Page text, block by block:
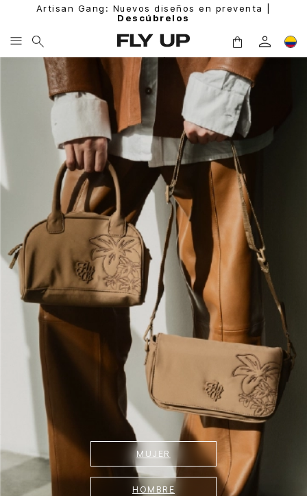
Artisan Gang: Nuevos diseños en preventa |
Descúbrelos
MUJER
HOMBRE